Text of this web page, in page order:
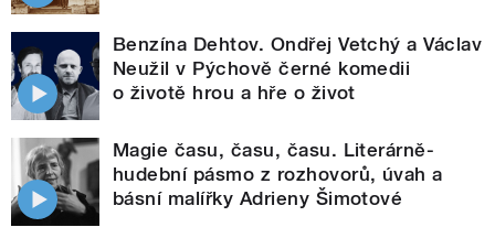
Benzína Dehtov. Ondřej Vetchý a Václav
Neužil v Pýchově černé komedii
o životě hrou a hře o život
Magie času, času, času. Literárně-
hudební pásmo z rozhovorů, úvah a
básní malířky Adrieny Šimotové